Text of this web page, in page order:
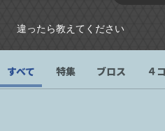
違ったら教えてください
すべて 特集 ブロス ４